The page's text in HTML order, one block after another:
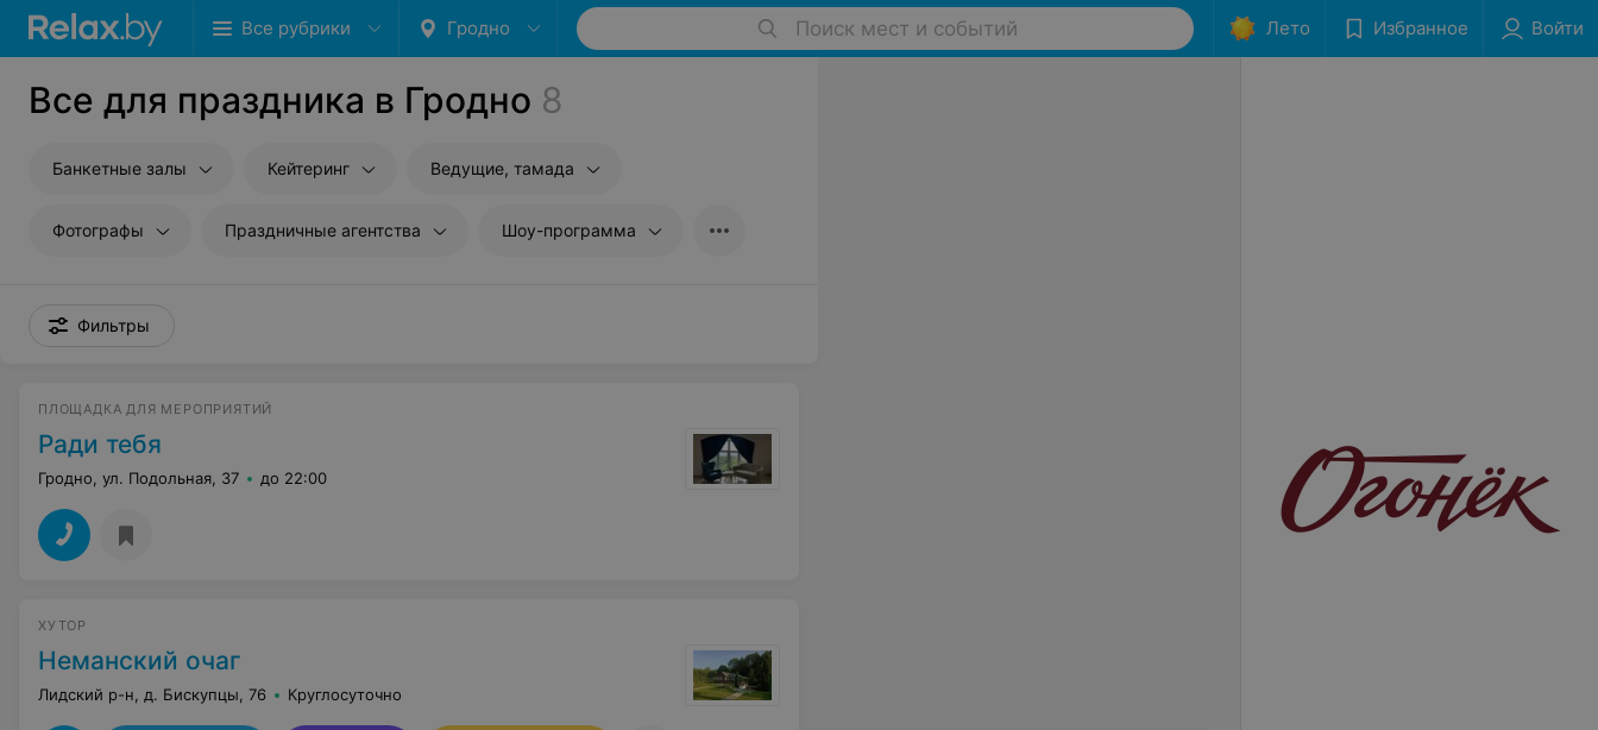
Все рубрики Гродно Поиск мест и событий Лето Избранное Войти
Все для праздника в Гродно 8
Банкетные залы Кейтеринг Ведущие, тамада
Фотографы Праздничные агентства Шоу-программа
Фильтры
ПЛОЩАДКА ДЛЯ МЕРОПРИЯТИЙ
Ради тебя
Гродно, ул. Подольная, 37 до 22:00
ХУТОР
Неманский очаг
Лидский р-н, д. Бискупцы, 76 Круглосуточно